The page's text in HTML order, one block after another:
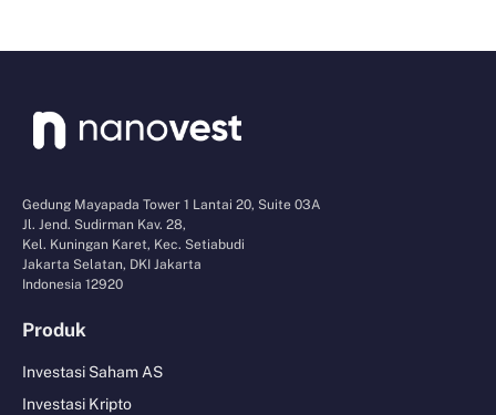
Gedung Mayapada Tower 1 Lantai 20, Suite 03A
Jl. Jend. Sudirman Kav. 28,
Kel. Kuningan Karet, Kec. Setiabudi
Jakarta Selatan, DKI Jakarta
Indonesia 12920
Produk
Investasi Saham AS
Investasi Kripto